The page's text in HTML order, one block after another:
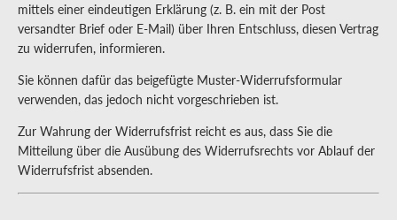
mittels einer eindeutigen Erklärung (z. B. ein mit der Post
versandter Brief oder E-Mail) über Ihren Entschluss, diesen Vertrag
zu widerrufen, informieren.
Sie können dafür das beigefügte Muster-Widerrufsformular
verwenden, das jedoch nicht vorgeschrieben ist.
Zur Wahrung der Widerrufsfrist reicht es aus, dass Sie die
Mitteilung über die Ausübung des Widerrufsrechts vor Ablauf der
Widerrufsfrist absenden.